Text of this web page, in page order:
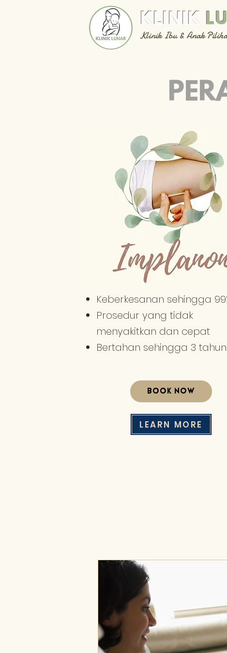
KLINIK
Klinik Ibu & Anak
Keberkesanan sehingga
Prosedur yang tidak
menyakitkan dan cepat
Bertahan sehingga 3 tahun
BOOK NOW
LEARN MORE